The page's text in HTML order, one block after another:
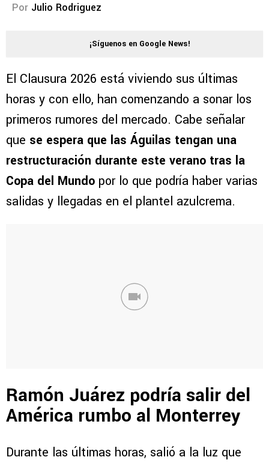
Por Julio Rodriguez
¡Síguenos en Google News!
El Clausura 2026 está viviendo sus últimas
horas y con ello, han comenzando a sonar los
primeros rumores del mercado. Cabe señalar
que se espera que las Águilas tengan una
restructuración durante este verano tras la
Copa del Mundo por lo que podría haber varias
salidas y llegadas en el plantel azulcrema.
Ramón Juárez podría salir del
América rumbo al Monterrey
Durante las últimas horas, salió a la luz que